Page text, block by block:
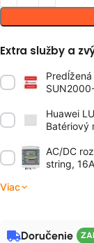
Extra služby a
Huawei
Batériový
AC/DC
string,
Viac
Doručenie